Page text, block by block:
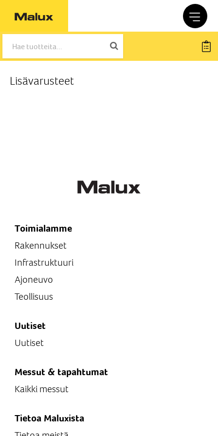
Lisävarusteet
Toimialamme
Rakennukset
Infrastruktuuri
Ajoneuvo
Teollisuus
Uutiset
Uutiset
Messut & tapahtumat
Kaikki messut
Tietoa Maluxista